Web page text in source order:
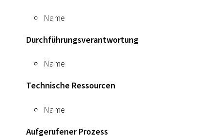
Name
Durchführungsverantwortung
Name
Technische Ressourcen
Name
Aufgerufener Prozess